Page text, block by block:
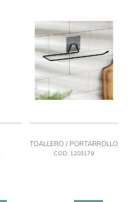
TOALLERO / PORTARROLLO
NEGRO
COD: 1203179